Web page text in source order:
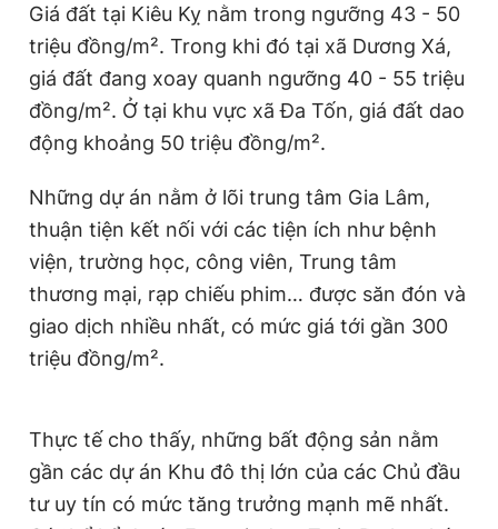
Giá đất tại Kiêu Kỵ nằm trong ngưỡng 43 - 50
triệu đồng/m². Trong khi đó tại xã Dương Xá,
giá đất đang xoay quanh ngưỡng 40 - 55 triệu
đồng/m². Ở tại khu vực xã Đa Tốn, giá đất dao
động khoảng 50 triệu đồng/m².
Những dự án nằm ở lõi trung tâm Gia Lâm,
thuận tiện kết nối với các tiện ích như bệnh
viện, trường học, công viên, Trung tâm
thương mại, rạp chiếu phim… được săn đón và
giao dịch nhiều nhất, có mức giá tới gần 300
triệu đồng/m².
Thực tế cho thấy, những bất động sản nằm
gần các dự án Khu đô thị lớn của các Chủ đầu
tư uy tín có mức tăng trưởng mạnh mẽ nhất.